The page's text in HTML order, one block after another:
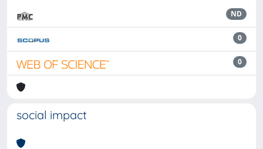
ND
0
0
social impact